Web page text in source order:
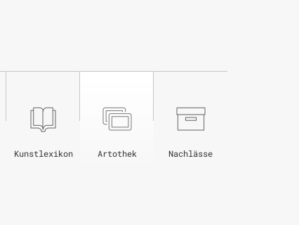
Nachlässe
Artothek
Kunstlexikon